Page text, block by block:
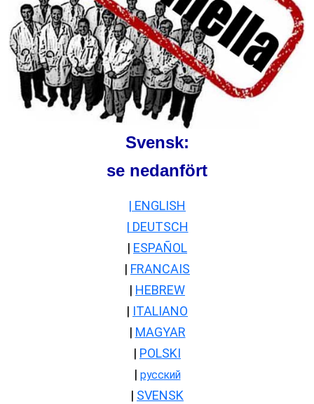
Svensk:
se nedanfört
| ENGLISH
| DEUTSCH
| ESPAÑOL
| FRANCAIS
| HEBREW
| ITALIANO
| MAGYAR
| POLSKI
| русский
| SVENSK